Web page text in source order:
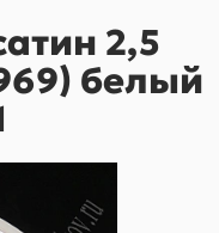
2,5
белый